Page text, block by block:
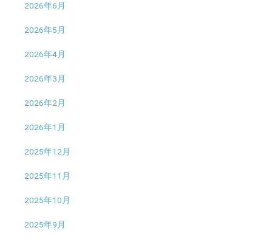
2026年6月
2026年5月
2026年4月
2026年3月
2026年2月
2026年1月
2025年12月
2025年11月
2025年10月
2025年9月